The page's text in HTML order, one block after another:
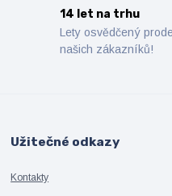
14 let na trhu
Lety osvědčený
našich zákazníků!
Užitečné odkazy
Kontakty